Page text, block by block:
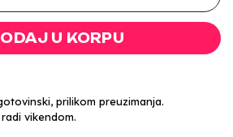
U KORPU
prilikom preuzimanja.
vikendom.